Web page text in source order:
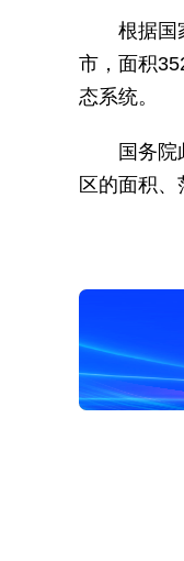
根据国
市，面积
态系统。
国务
区的面积、